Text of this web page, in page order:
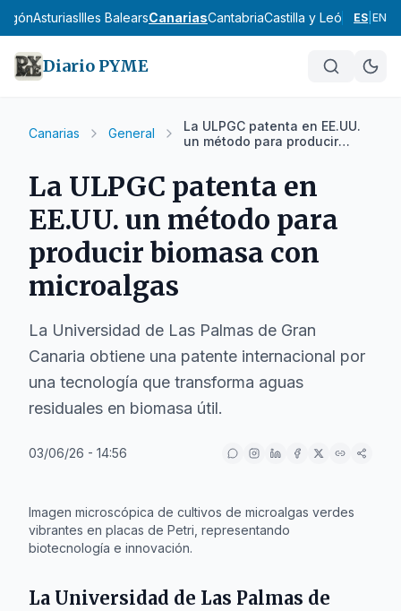
AsturiasIlles BalearsCanariasCantabriaCastilla y León ES EN
Diario PYME
Canarias General
La ULPGC patenta en EE.UU.
un método para producir
La ULPGC patenta en
EE.UU. un método para
producir biomasa con
microalgas
La Universidad de Las Palmas de Gran
Canaria obtiene una patente internacional por
una tecnología que transforma aguas
residuales en biomasa útil.
03/06/26 - 14:56
Imagen microscópica de cultivos de microalgas verdes
vibrantes en placas de Petri, representando
biotecnología e innovación.
La Universidad de Las Palmas de